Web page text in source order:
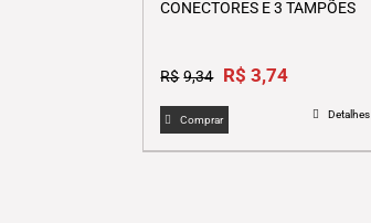
be
the
CONECTORES E 3 TAMPÕES
R$ 9,34 Original
was:
R$9,34.
R$ 3,74Current
R$3,74.
Comprar Detalhes